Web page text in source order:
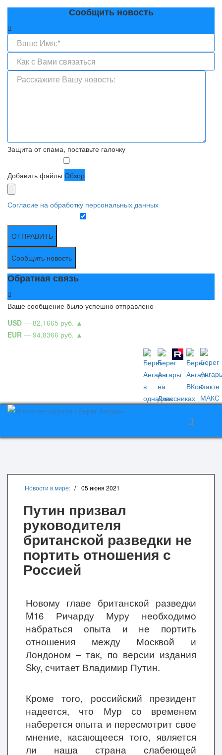
Сообщить новость
Защита от спама, поставьте галочку
Добавить файлы Обзор
Согласие на обработку персональных данных
ОТПРАВИТЬ
Сообщить новость
Обратная связь
Ваше сообщение было успешно отправлено
USD — 82,1665 руб. ▲
EUR — 94,8366 руб. ▲
Новости в мире: 05 июня 2021
Путин призвал
руководителя
британской разведки не
портить отношения с
Россией
Новому главе британской разведки
M16 Ричарду Муру необходимо
набраться опыта и не портить
отношения между Москвой и
Лондоном – так, по версии издания
Sky, считает Владимир Путин.
Кроме того, российский президент
надеется, что Мур со временем
наберется опыта и пересмотрит свое
мнение, касающееся того, является
ли наша страна слабеющей